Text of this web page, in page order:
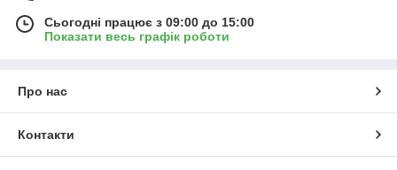
Сьогодні працює з 09:00 до 15:00
Показати весь графік роботи
Про нас
Контакти